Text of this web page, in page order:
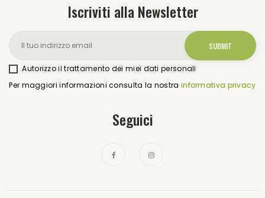
Iscriviti alla Newsletter
Autorizzo il trattamento dei miei dati personali
Per maggiori informazioni consulta la nostra informativa privacy
Seguici